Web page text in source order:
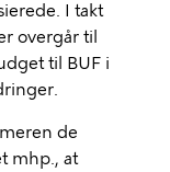
I takt
overgår til
til BUF i
de
mhp., at